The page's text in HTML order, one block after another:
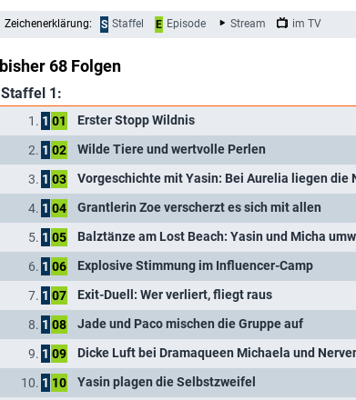
Zeichenerklärung: S Staffel E Episode Stream im TV
bisher 68 Folgen
Staffel 1:
1. 1 01 Erster Stopp Wildnis
2. 1 02 Wilde Tiere und wertvolle Perlen
3. 1 03 Vorgeschichte mit Yasin: Bei Aurelia liegen die
4. 1 04 Grantlerin Zoe verscherzt es sich mit allen
5. 1 05 Balztänze am Lost Beach: Yasin und Micha
6. 1 06 Explosive Stimmung im Influencer-Camp
7. 1 07 Exit-Duell: Wer verliert, fliegt raus
8. 1 08 Jade und Paco mischen die Gruppe auf
9. 1 09 Dicke Luft bei Dramaqueen Michaela und
10. 1 10 Yasin plagen die Selbstzweifel